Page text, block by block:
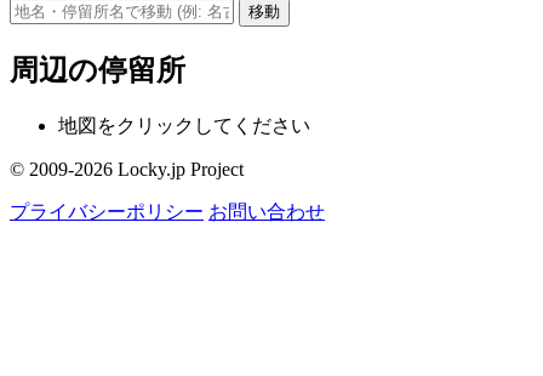
移動
周辺の停留所
地図をクリックしてください
© 2009-2026 Locky.jp Project
プライバシーポリシー お問い合わせ